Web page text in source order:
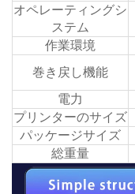
オペレーティングシ
ステム
作業環境
巻き戻し機能
電力
プリンターのサイズ
パッケージサイズ
総重量